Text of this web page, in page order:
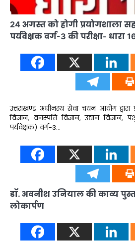
24 अगस्त को होगी प्रयोगशाला
पर्यवेक्षक वर्ग-3 की परीक्षा- धारा
उत्तराखण्ड अधीनस्थ सेवा चयन आयोग द्वारा
विज्ञान, वनस्पति विज्ञान, उद्यान
पर्यवेक्षक) वर्ग-3…
डॉ. अवनीश उनियाल की काव्य
लोकार्पण